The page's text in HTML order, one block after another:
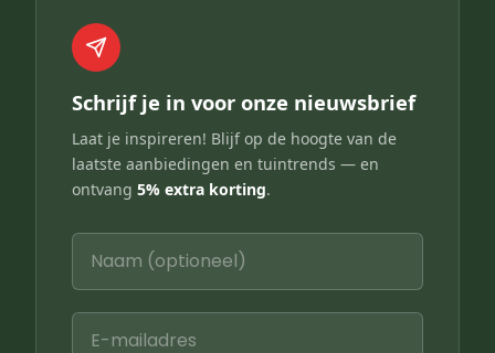
Schrijf je in voor onze nieuwsbrief
Laat je inspireren! Blijf op de hoogte van de
laatste aanbiedingen en tuintrends — en
ontvang 5% extra korting.